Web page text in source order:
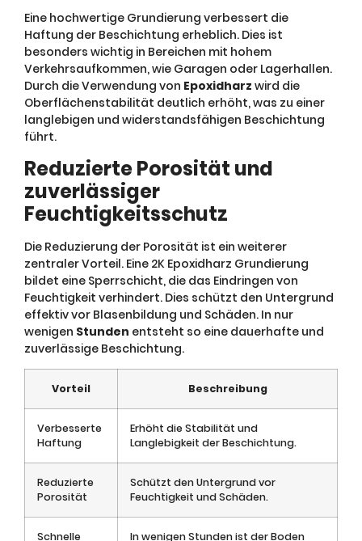
Eine hochwertige Grundierung verbessert die
Haftung der Beschichtung erheblich. Dies ist
besonders wichtig in Bereichen mit hohem
Verkehrsaufkommen, wie Garagen oder Lagerhallen.
Durch die Verwendung von Epoxidharz wird die
Oberflächenstabilität deutlich erhöht, was zu einer
langlebigen und widerstandsfähigen Beschichtung
führt.
Reduzierte Porosität und
zuverlässiger
Feuchtigkeitsschutz
Die Reduzierung der Porosität ist ein weiterer
zentraler Vorteil. Eine 2K Epoxidharz Grundierung
bildet eine Sperrschicht, die das Eindringen von
Feuchtigkeit verhindert. Dies schützt den Untergrund
effektiv vor Blasenbildung und Schäden. In nur
wenigen Stunden entsteht so eine dauerhafte und
zuverlässige Beschichtung.
Vorteil Beschreibung
Verbesserte
Haftung
Erhöht die Stabilität und
Langlebigkeit der Beschichtung.
Reduzierte
Porosität
Schützt den Untergrund vor
Feuchtigkeit und Schäden.
Schnelle In wenigen Stunden ist der Boden